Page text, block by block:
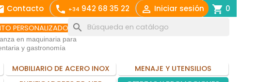
Contacto call +34 942 68 35 22  Iniciar sesión shopping_cart 0
PERSONALIZADO
en maquinaria para
y gastronomía
search
MOBILIARIO DE ACERO INOX
MENAJE Y UTENSILIOS